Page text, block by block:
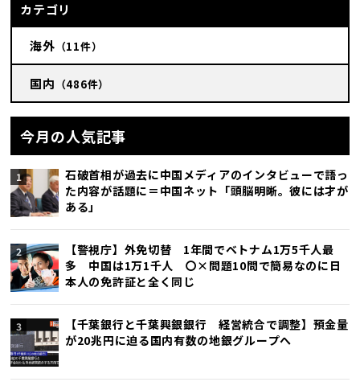
カテゴリ
海外 （11件）
国内 （486件）
今月の人気記事
石破首相が過去に中国メディアのインタビューで語っ
た内容が話題に＝中国ネット「頭脳明晰。彼には才が
ある」
【警視庁】外免切替 1年間でベトナム1万5千人最
多 中国は1万1千人 〇×問題10問で簡易なのに日
本人の免許証と全く同じ
【千葉銀行と千葉興銀銀行 経営統合で調整】預金量
が20兆円に迫る国内有数の地銀グループへ